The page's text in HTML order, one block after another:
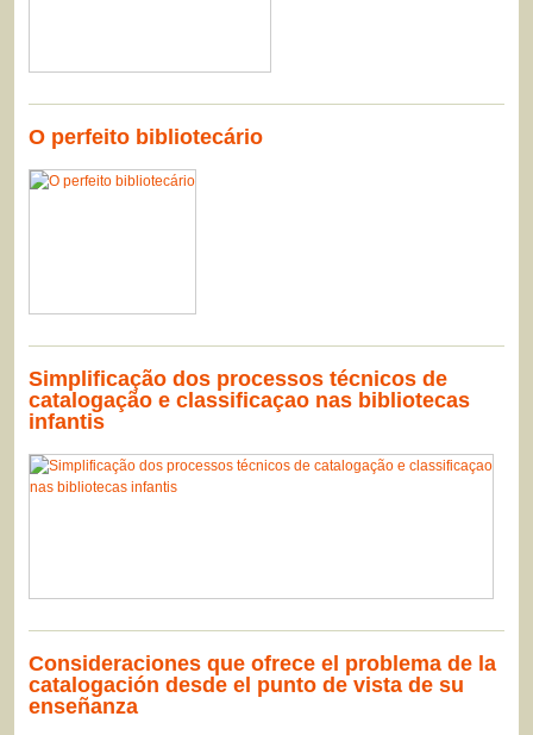
O perfeito bibliotecário
Simplificação dos processos técnicos de
catalogação e classificaçao nas bibliotecas
infantis
Consideraciones que ofrece el problema de la
catalogación desde el punto de vista de su
enseñanza